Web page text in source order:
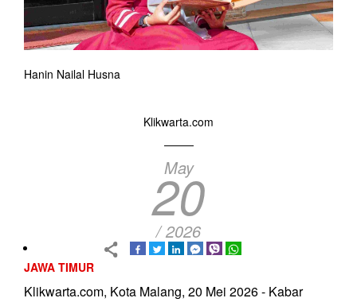
Hanin Nailal Husna
Klikwarta.com
May
20
/ 2026
JAWA TIMUR
Klikwarta.com, Kota Malang, 20 Mei 2026 - Kabar